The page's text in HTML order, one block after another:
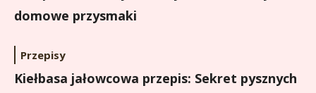
domowe przysmaki
Przepisy
Kiełbasa jałowcowa przepis: Sekret pysznych